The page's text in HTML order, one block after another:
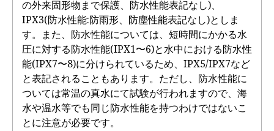
の外来固形物まで保護、防水性能表記なし)、
IPX3(防水性能:防雨形、防塵性能表記なし)としま
す。また、防水性能については、短時間にかかる水
圧に対する防水性能(IPX1〜6)と水中における防水性
能(IPX7〜8)に分けられているため、IPX5/IPX7など
と表記されることもあります。ただし、防水性能に
ついては常温の真水にて試験が行われますので、海
水や温水等でも同じ防水性能を持つわけではないこ
とに注意が必要です。